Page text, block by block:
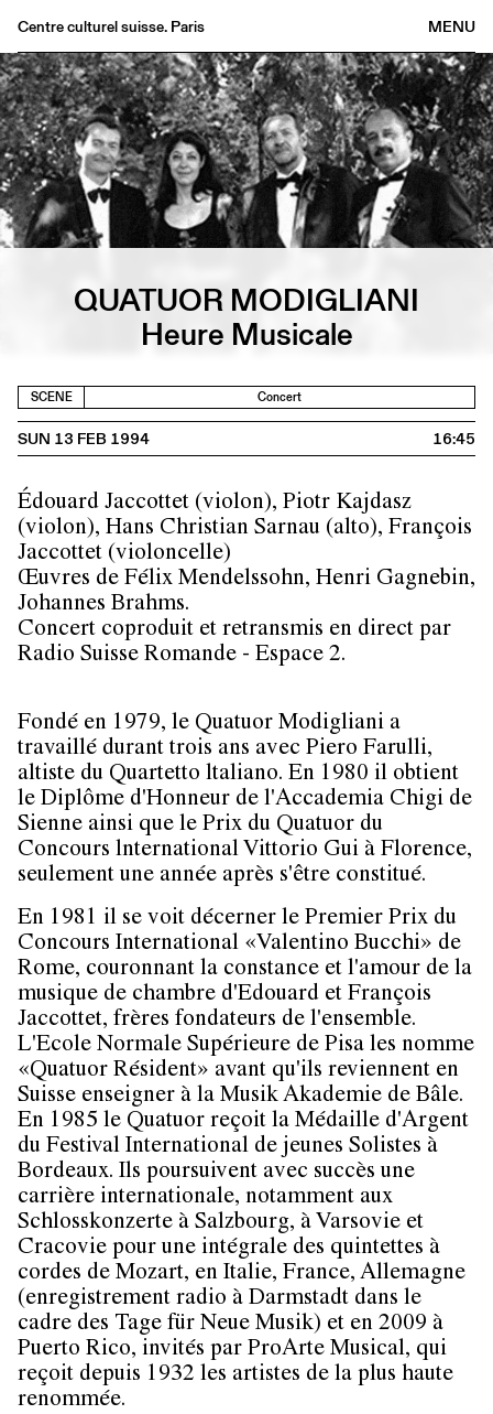
MENU
Centre culturel suisse. Paris
Agenda
Bookshop
Buvette
Archives
Medias
Publications
QUATUOR MODIGLIANI
Heure Musicale
SCENE Concert
SUN 13 FEB 1994 16:45
Édouard Jaccottet (violon), Piotr Kajdasz
(violon), Hans Christian Sarnau (alto), François
Jaccottet (violoncelle)
Œuvres de Félix Mendelssohn, Henri Gagnebin,
Johannes Brahms.
Concert coproduit et retransmis en direct par
Radio Suisse Romande - Espace 2.
Fondé en 1979, le Quatuor Modigliani a
travaillé durant trois ans avec Piero Farulli,
altiste du Quartetto ltaliano. En 1980 il obtient
le Diplôme d'Honneur de l'Accademia Chigi de
Sienne ainsi que le Prix du Quatuor du
Concours lnternational Vittorio Gui à Florence,
seulement une année après s'être constitué.
En 1981 il se voit décerner le Premier Prix du
Concours International «Valentino Bucchi» de
Rome, couronnant la constance et l'amour de la
musique de chambre d'Edouard et François
Jaccottet, frères fondateurs de l'ensemble.
L'Ecole Normale Supérieure de Pisa les nomme
«Quatuor Résident» avant qu'ils reviennent en
Suisse enseigner à la Musik Akademie de Bâle.
En 1985 le Quatuor reçoit la Médaille d'Argent
du Festival International de jeunes Solistes à
Bordeaux. Ils poursuivent avec succès une
carrière internationale, notamment aux
Schlosskonzerte à Salzbourg, à Varsovie et
Cracovie pour une intégrale des quintettes à
cordes de Mozart, en Italie, France, Allemagne
(enregistrement radio à Darmstadt dans le
cadre des Tage für Neue Musik) et en 2009 à
Puerto Rico, invités par ProArte Musical, qui
reçoit depuis 1932 les artistes de la plus haute
renommée.